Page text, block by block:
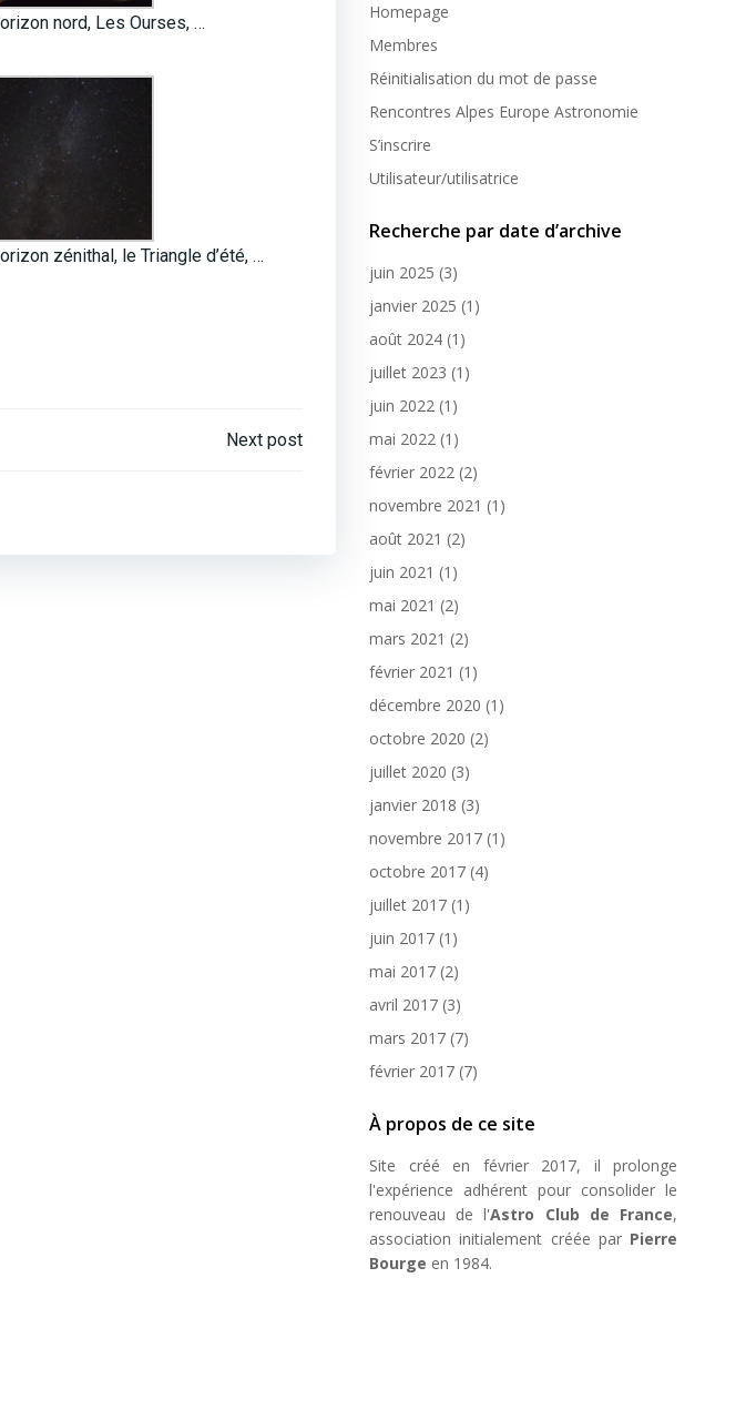
nord, Les Ourses, …
zénithal, le Triangle d’été, …
Next post
Homepage
Membres
Réinitialisation du mot de passe
Rencontres Alpes Europe Astronomie
S’inscrire
Utilisateur/utilisatrice
Recherche par date d’archive
juin 2025 (3)
janvier 2025 (1)
août 2024 (1)
juillet 2023 (1)
juin 2022 (1)
mai 2022 (1)
février 2022 (2)
novembre 2021 (1)
août 2021 (2)
juin 2021 (1)
mai 2021 (2)
mars 2021 (2)
février 2021 (1)
décembre 2020 (1)
octobre 2020 (2)
juillet 2020 (3)
janvier 2018 (3)
novembre 2017 (1)
octobre 2017 (4)
juillet 2017 (1)
juin 2017 (1)
mai 2017 (2)
avril 2017 (3)
mars 2017 (7)
février 2017 (7)
À propos de ce site
Site créé en février 2017, il prolonge
l'expérience adhérent pour consolider le
renouveau de l'Astro Club de France,
association initialement créée par Pierre
Bourge en 1984.